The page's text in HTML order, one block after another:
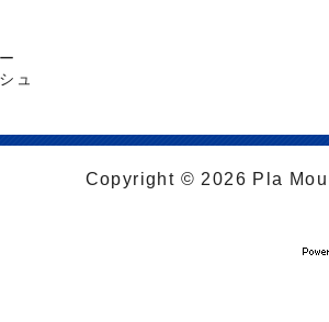
ュ
Copyright © 2026 Pla